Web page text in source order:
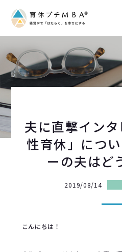
夫に直撃イン
性育休」につ
ーの夫はど
2019/08/14
こんにちは！